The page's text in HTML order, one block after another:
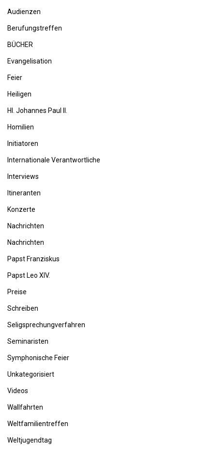
Audienzen
Berufungstreffen
BÜCHER
Evangelisation
Feier
Heiligen
Hl. Johannes Paul II.
Homilien
Initiatoren
Internationale Verantwortliche
Interviews
Itineranten
Konzerte
Nachrichten
Nachrichten
Papst Franziskus
Papst Leo XIV.
Preise
Schreiben
Seligsprechungverfahren
Seminaristen
Symphonische Feier
Unkategorisiert
Videos
Wallfahrten
Weltfamilientreffen
Weltjugendtag